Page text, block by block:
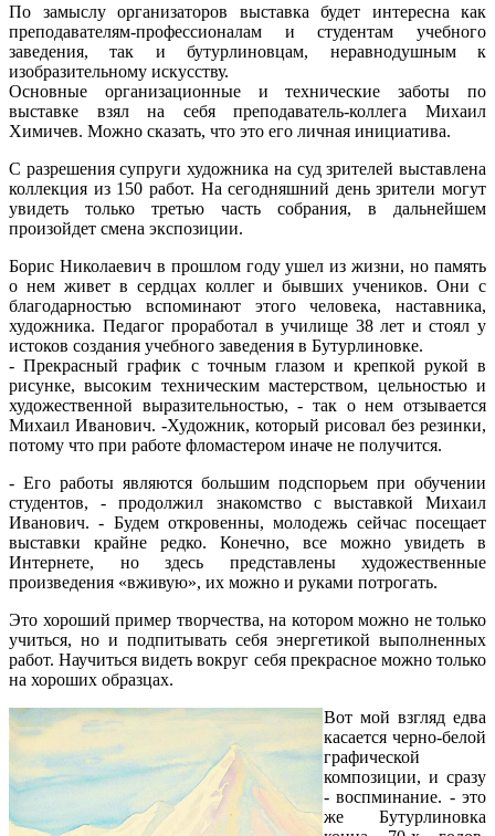
По замыслу организаторов выставка будет интересна как
преподавателям-профессионалам и студентам учебного
заведения, так и бутурлиновцам, неравнодушным к
изобразительному искусству.
Основные организационные и технические заботы по
выставке взял на себя преподаватель-коллега Михаил
Химичев. Можно сказать, что это его личная инициатива.
С разрешения супруги художника на суд зрителей выставлена
коллекция из 150 работ. На сегодняшний день зрители могут
увидеть только третью часть собрания, в дальнейшем
произойдет смена экспозиции.
Борис Николаевич в прошлом году ушел из жизни, но память
о нем живет в сердцах коллег и бывших учеников. Они с
благодарностью вспоминают этого человека, наставника,
художника. Педагог проработал в училище 38 лет и стоял у
истоков создания учебного заведения в Бутурлиновке.
- Прекрасный график с точным глазом и крепкой рукой в
рисунке, высоким техническим мастерством, цельностью и
художественной выразительностью, - так о нем отзывается
Михаил Иванович. -Художник, который рисовал без резинки,
потому что при работе фломастером иначе не получится.
- Его работы являются большим подспорьем при обучении
студентов, - продолжил знакомство с выставкой Михаил
Иванович. - Будем откровенны, молодежь сейчас посещает
выставки крайне редко. Конечно, все можно увидеть в
Интернете, но здесь представлены художественные
произведения «вживую», их можно и руками потрогать.
Это хороший пример творчества, на котором можно не только
учиться, но и подпитывать себя энергетикой выполненных
работ. Научиться видеть вокруг себя прекрасное можно только
на хороших образцах.
Вот мой взгляд едва
касается черно-белой
графической
композиции, и сразу
- воспминание. - это
же Бутурлиновка